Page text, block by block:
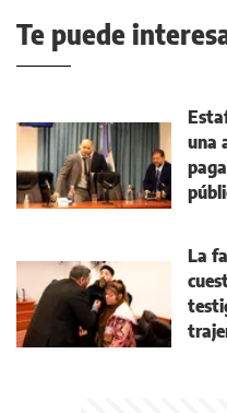
Te puede
una
La